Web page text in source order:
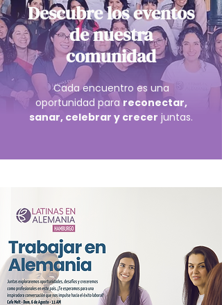
Descubre los eventos
de nuestra
comunidad
Cada encuentro es una
oportunidad parareconectar,
sanar, celebrar y crecer juntas.